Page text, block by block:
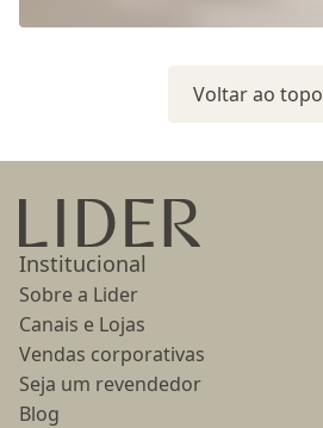
Voltar ao topo
Ir para a página inicial
Institucional
Sobre a Lider
Canais e Lojas
Vendas corporativas
Seja um revendedor
Blog